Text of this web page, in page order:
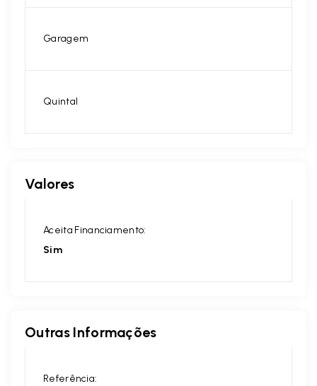
Garagem
Quintal
Valores
Aceita Financiamento:
Sim
Outras Informações
Referência: